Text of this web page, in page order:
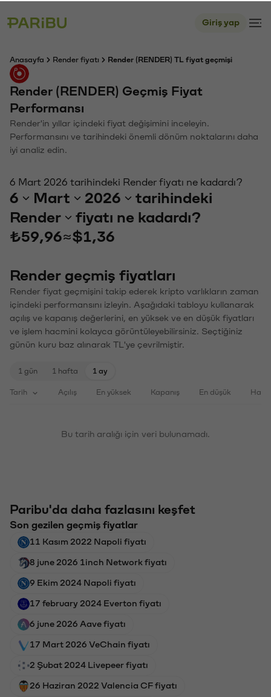
Giriş yap
Anasayfa Render fiyatı Render (RENDER) TL fiyat geçmişi
Render (RENDER) Geçmiş Fiyat
Performansı
Render'in yıllar içindeki fiyat değişimini inceleyin.
Performansını ve tarihindeki önemli dönüm noktalarını daha
iyi analiz edin.
6 Mart 2026 tarihindeki Render fiyatı ne kadardı?
6 Mart 2026
tarihindeki
Render
fiyatı ne kadardı?
₺59,96≈$1,36
Render geçmiş fiyatları
Render fiyat geçmişini takip ederek kripto varlıkların zaman
içindeki performansını izleyin. Aşağıdaki tabloyu kullanarak
açılış ve kapanış değerlerini, en yüksek ve en düşük fiyatları
ve işlem hacmini kolayca görüntüleyebilirsiniz. Seçtiğiniz
günün kuru baz alınarak TL'ye çevrilmiştir.
1 gün 1 hafta 1 ay
Tarih Açılış En yüksek Kapanış En düşük
Bu tarih aralığı için veri bulunamadı.
Paribu'da daha fazlasını keşfet
Son gezilen geçmiş fiyatlar
11 Kasım 2022 Napoli fiyatı
8 june 2026 1inch Network fiyatı
9 Ekim 2024 Napoli fiyatı
17 february 2024 Everton fiyatı
6 june 2026 Aave fiyatı
17 Mart 2026 VeChain fiyatı
2 Şubat 2024 Livepeer fiyatı
26 Haziran 2022 Valencia CF fiyatı